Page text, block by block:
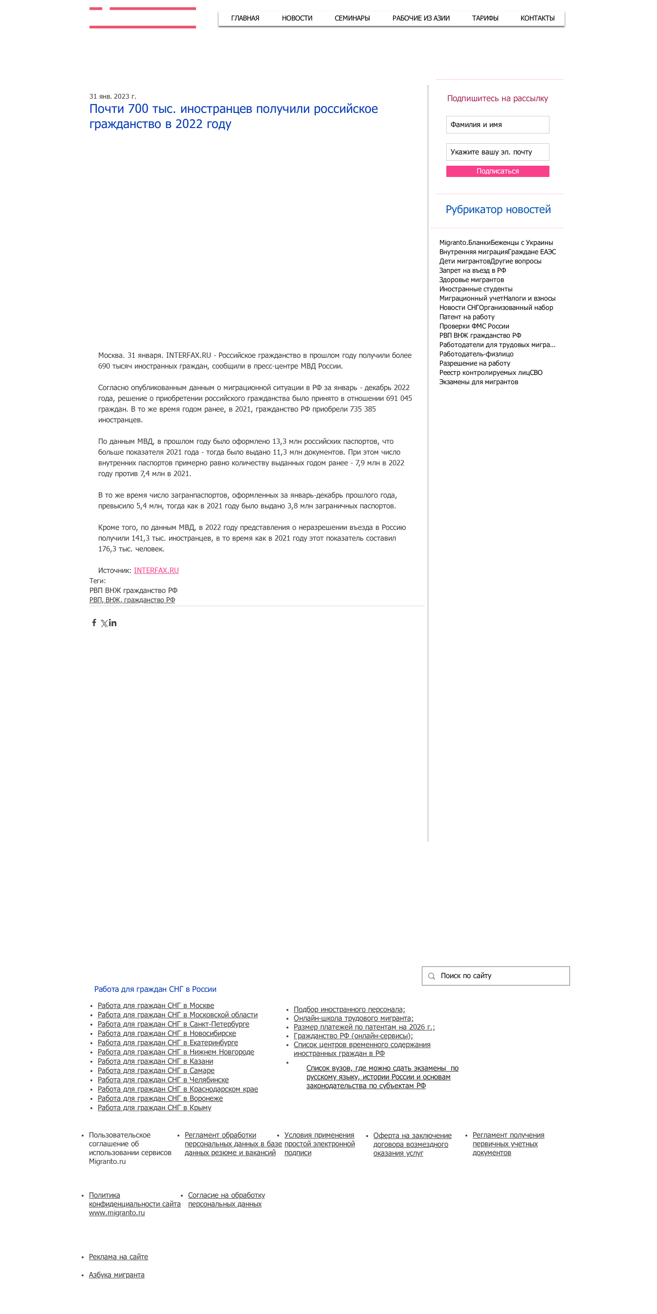
ГЛАВНАЯ НОВОСТИ СЕМИНАРЫ РАБОЧИЕ ИЗ АЗИИ ТАРИФЫ КОНТАКТЫ
Почти 700 тыс. иностранцев получили российское
гражданство в 2022 году
31 янв. 2023 г.
Москва. 31 января. INTERFAX.RU - Российское гражданство в прошлом году получили более
690 тысяч иностранных граждан, сообщили в пресс-центре МВД России.
Согласно опубликованным данным о миграционной ситуации в РФ за январь - декабрь 2022
года, решение о приобретении российского гражданства было принято в отношении 691 045
граждан. В то же время годом ранее, в 2021, гражданство РФ приобрели 735 385
иностранцев.
По данным МВД, в прошлом году было оформлено 13,3 млн российских паспортов, что
больше показателя 2021 года - тогда было выдано 11,3 млн документов. При этом число
внутренних паспортов примерно равно количеству выданных годом ранее - 7,9 млн в 2022
году против 7,4 млн в 2021.
В то же время число загранпаспортов, оформленных за январь-декабрь прошлого года,
превысило 5,4 млн, тогда как в 2021 году было выдано 3,8 млн заграничных паспортов.
Кроме того, по данным МВД, в 2022 году представления о неразрешении въезда в Россию
получили 141,3 тыс. иностранцев, в то время как в 2021 году этот показатель составил
176,3 тыс. человек.
Источник: INTERFAX.RU
Теги:
РВП ВНЖ гражданство РФ
РВП, ВНЖ, гражданство РФ
Подпишитесь на рассылку
Подписаться
Рубрикатор новостей
Migranto.Бланки Беженцы с Украины
Внутренняя миграция Граждане ЕАЭС
Дети мигрантовДругие вопросы
Запрет на въезд в РФ
Здоровье мигрантов
Иностранные студенты
Миграционный учетНалоги и взносы
Новости СНГ Организованный набор
Патент на работу
Проверки ФМС России
РВП ВНЖ гражданство РФ
Работодатели для трудовых мигрантов
Работодатель-физлицо
Разрешение на работу
Реестр контролируемых лицСВО
Экзамены для мигрантов
Работа для граждан СНГ в России
Работа для граждан СНГ в Москве
Работа для граждан СНГ в Московской области
Работа для граждан СНГ в Санкт-Петербурге
Работа для граждан СНГ в Новосибирске
Работа для граждан СНГ в Екатеринбурге
Работа для граждан СНГ в Нижнем Новгороде
Работа для граждан СНГ в Казани
Работа для граждан СНГ в Самаре
Работа для граждан СНГ в Челябинске
Работа для граждан СНГ в Краснодарском крае
Работа для граждан СНГ в Воронеже
Работа для граждан СНГ в Крыму
Пользовательское
соглашение об
использовании сервисов
Migranto.ru
Регламент обработки
персональных данных в базе
данных резюме и вакансий
Политика
конфиденциальности сайта
www.migranto.ru
Согласие на обработку
персональных данных
Реклама на сайте
Азбука мигранта
Список вузов, где можно сдать экзамены по
русскому языку, истории России и основам
законодательства по субъектам РФ
Подбор иностранного персонала;
Онлайн-школа трудового мигранта;
Размер платежей по патентам на 2026 г.;
Гражданство РФ (онлайн-сервисы);
Список центров временного содержания
иностранных граждан в РФ
Условия применения
простой электронной
подписи
​Оферта на заключение
договора возмездного
оказания услуг
Регламент получения
первичных учетных
документов